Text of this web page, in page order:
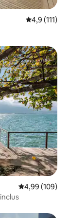
Note
4,9 (111)
Note
4,99 (109)